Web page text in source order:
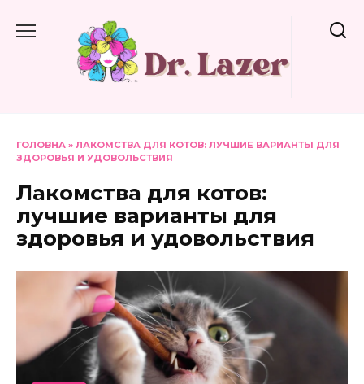
до
ГОЛОВНА » ЛАКОМСТВА ДЛЯ КОТОВ: ЛУЧШИЕ ВАРИАНТЫ ДЛЯ
ЗДОРОВЬЯ И УДОВОЛЬСТВИЯ
Лакомства для котов:
лучшие варианты для
здоровья и удовольствия